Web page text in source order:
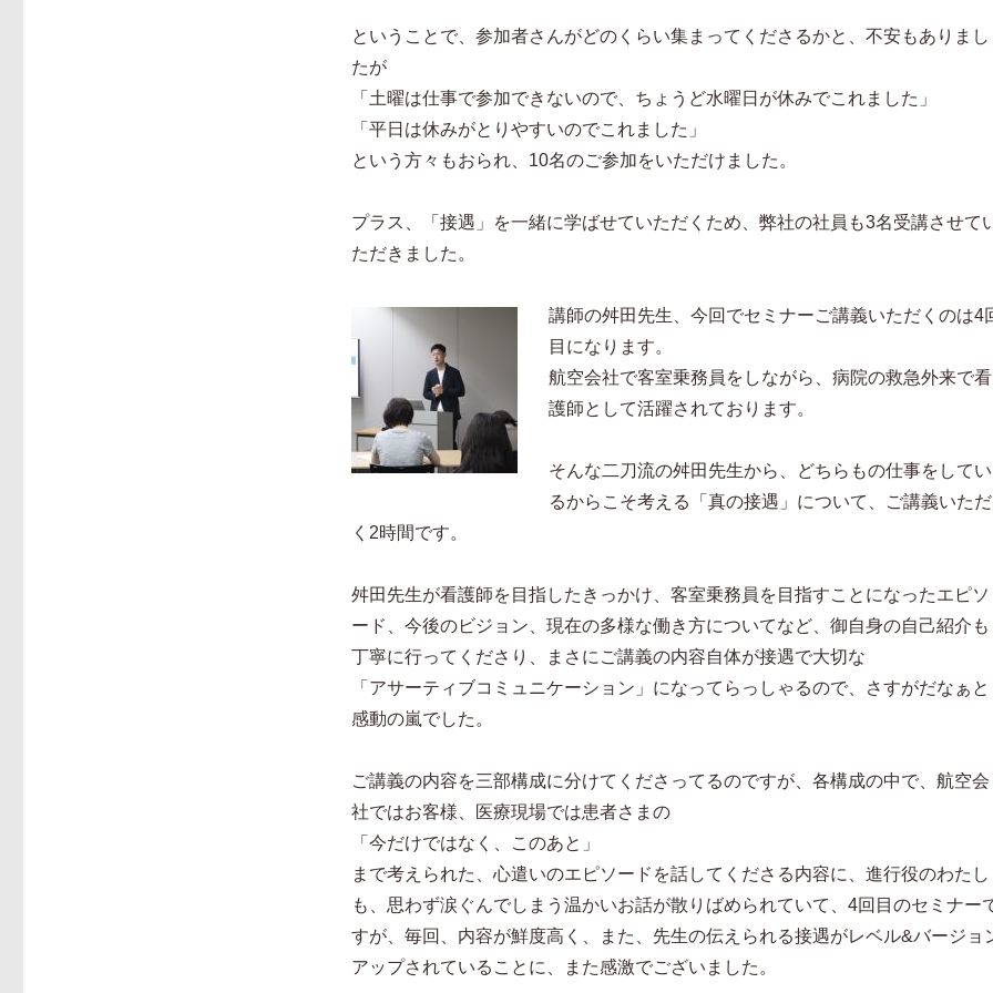
ということで、参加者さんがどのくらい集まってくださるかと、不安もありまし
たが
「土曜は仕事で参加できないので、ちょうど水曜日が休みでこれました」
「平日は休みがとりやすいのでこれました」
という方々もおられ、10名のご参加をいただけました。
プラス、「接遇」を一緒に学ばせていただくため、弊社の社員も3名受講させて
ただきました。
講師の舛田先生、今回でセミナーご講義いただくのは4
目になります。
航空会社で客室乗務員をしながら、病院の救急外来で看
護師として活躍されております。
そんな二刀流の舛田先生から、どちらもの仕事をしてい
るからこそ考える「真の接遇」について、ご講義いただ
く2時間です。
舛田先生が看護師を目指したきっかけ、客室乗務員を目指すことになったエピソ
ード、今後のビジョン、現在の多様な働き方についてなど、御自身の自己紹介も
丁寧に行ってくださり、まさにご講義の内容自体が接遇で大切な
「アサーティブコミュニケーション」になってらっしゃるので、さすがだなぁと
感動の嵐でした。
ご講義の内容を三部構成に分けてくださってるのですが、各構成の中で、航空会
社ではお客様、医療現場では患者さまの
「今だけではなく、このあと」
まで考えられた、心遣いのエピソードを話してくださる内容に、進行役のわたし
も、思わず涙ぐんでしまう温かいお話が散りばめられていて、4回目のセミナー
すが、毎回、内容が鮮度高く、また、先生の伝えられる接遇がレベル&バージョ
アップされていることに、また感激でございました。